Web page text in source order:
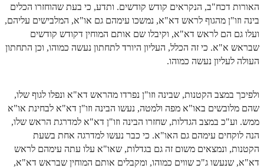
אפליקציית ספר הזוהר הקדוש
הקדשות על דיסקים
תרומות
הרב אדם סיני
לבלוג הרב
לאתר ספר הרב
לדף היומי בתע"ס
האורות דכח"ב, הנקראים קודש קודשים. ותדע, כי בעת שהוחזרו הכלים
בינה וזו"ן מהגוף לראש דא"א, נמשכו עימהם גם או"א, המלבישים עליהם,
ועלו גם הם לראש דא"א, וקיבלו שם אותם המוחין דקודש קודשים
שבראש א"א. כי זה הכלל, העליון היורד לתחתון נעשה כמוהו, וכן התחתון
העולה לעליון נעשה כמוהו.
ולפיכך במצב הקטנות, שבינה וזו"ן נפרדו מהראש דא"א ונפלו לגוף שלו,
שהם מלובשים באו"א מפה ולמטה, נעשו הבינה וזו"ן דא"א לבחינת או"א
ממש. וע"כ במצב הגדלות, שחזרו הבינה וזו"ן דא"א למדרגת הראש שלו,
הנה לוקחים עימהם גם האו"א. כי כבר נעשו למדרגה אחת בשעת
הקטנות, ונמצאים משום זה גם בגדלות, שאו"א עלו עתה עימהם לראש
דא"א, שנעשו ג"כ שווים כמוהו, ומקבלים אותם המוחין שבראש דא"א,